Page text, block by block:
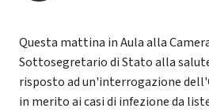
Questa mattina in Aula alla
Sottosegretario di Stato alla
risposto ad un'interrogazione
in merito ai casi di infezione da